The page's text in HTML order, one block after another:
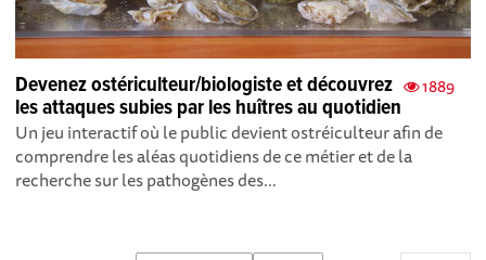
1889
Devenez ostériculteur/biologiste et découvrez
les attaques subies par les huîtres au quotidien
Un jeu interactif où le public devient ostréiculteur afin de
comprendre les aléas quotidiens de ce métier et de la
recherche sur les pathogènes des...